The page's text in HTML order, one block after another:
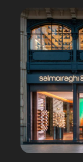
Cliccando su
acconsento
Luxottica
ed altre
Informativa